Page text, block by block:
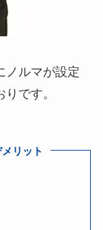
ノルマが設定
です。
リット